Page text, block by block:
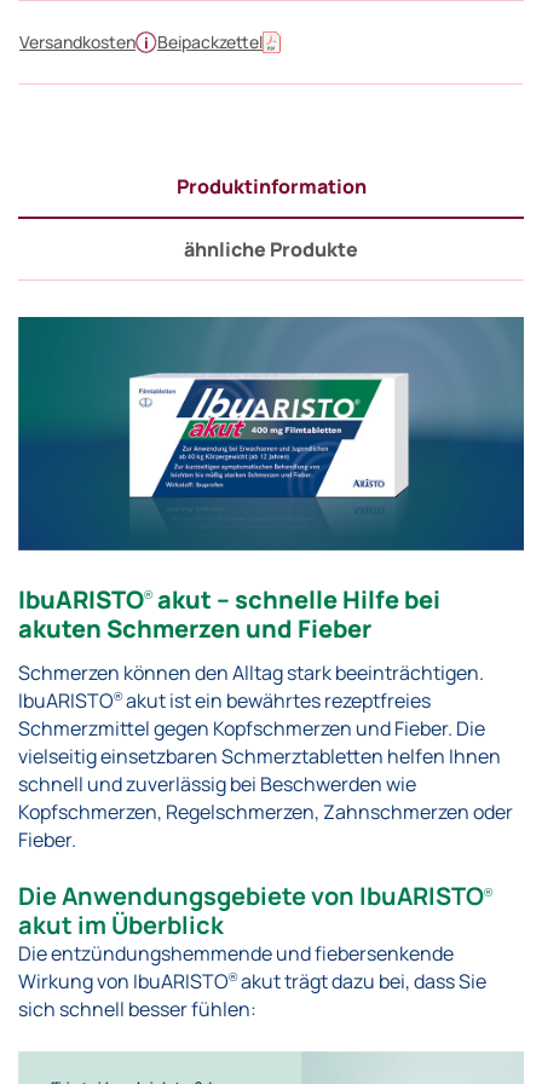
Versandkosten Beipackzettel
Produktinformation
ähnliche Produkte
IbuARISTO®akut – schnelle Hilfe bei
akuten Schmerzen und Fieber
Schmerzen können den Alltag stark beeinträchtigen.
IbuARISTO®akut ist ein bewährtes rezeptfreies
Schmerzmittel gegen Kopfschmerzen und Fieber. Die
vielseitig einsetzbaren Schmerztabletten helfen Ihnen
schnell und zuverlässig bei Beschwerden wie
Kopfschmerzen, Regelschmerzen, Zahnschmerzen oder
Fieber.
Die Anwendungsgebiete von IbuARISTO®
akut im Überblick
Die entzündungshemmende und fiebersenkende
Wirkung von IbuARISTO®akut trägt dazu bei, dass Sie
sich schnell besser fühlen: